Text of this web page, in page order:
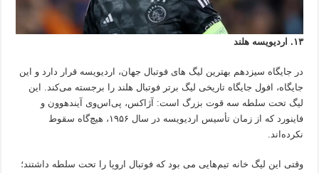
۱۳. اردیویسه هلند
در جایگاه سیزدهم بهترین لیگ های فوتبال جهان، اردیویسه قرار دارد و این
جایگاه، افول جایگاه تاریخی لیگ برتر فوتبال هلند را برجسته می‌کند. این
لیگ تحت سلطه سه قوت بزرگ است: آژاکس، پی‌اس‌وی آیندهوون و
فاینورد که از زمان تأسیس اردیویسه در سال ۱۹۵۶، هیچ‌گاه سقوط
نکرده‌اند.
وقتی این لیگ خانه تیم‌هایی می بود که فوتبال اروپا را تحت سلطه داشتند؛